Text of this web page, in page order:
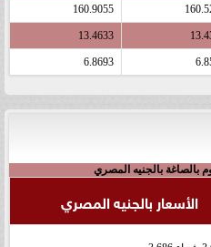
160.9055
13.4633
6.8693
بالصاغة بالجنيه المصري
الأسعار بالجنيه المصري